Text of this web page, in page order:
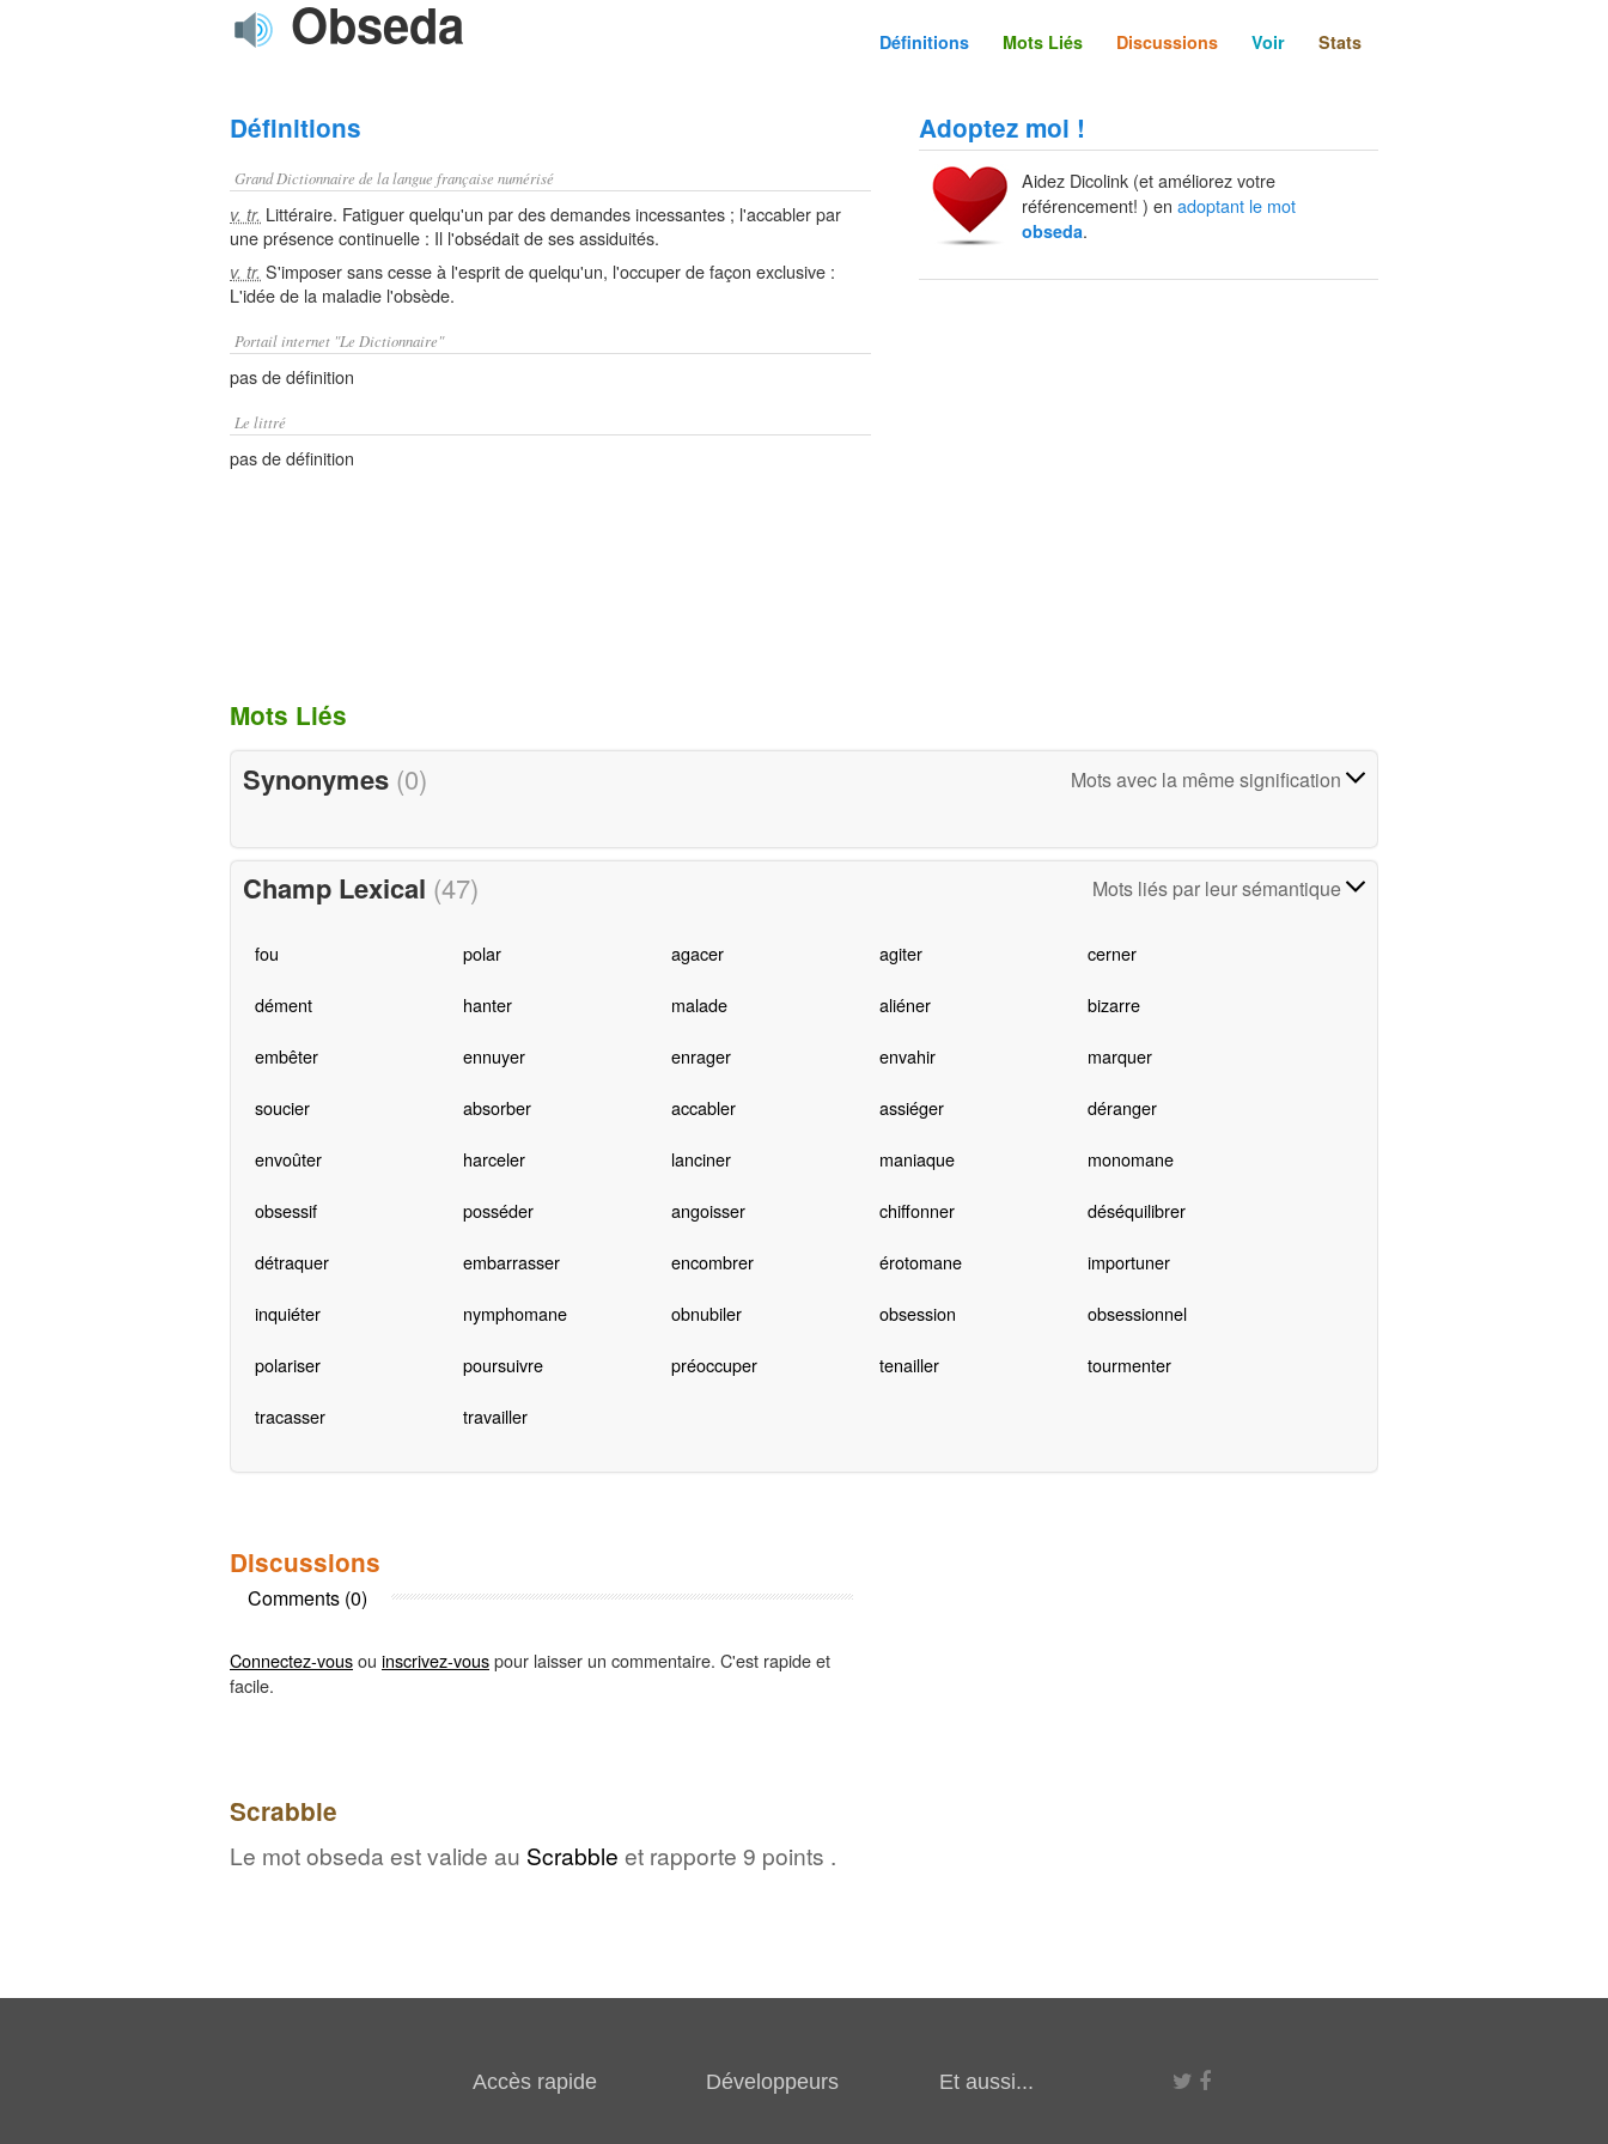
Obseda Définitions Mots Liés Discussions Voir Stats
Définitions
Grand Dictionnaire de la langue française numérisé
v. tr. Littéraire. Fatiguer quelqu'un par des demandes incessantes ; l'accabler par
une présence continuelle : Il l'obsédait de ses assiduités.
v. tr. S'imposer sans cesse à l'esprit de quelqu'un, l'occuper de façon exclusive :
L'idée de la maladie l'obsède.
Portail internet "Le Dictionnaire"
pas de définition
Le littré
pas de définition
Adoptez moi !
Aidez Dicolink (et améliorez votre
référencement! ) en adoptant le mot
obseda.
Mots Liés
Synonymes (0) Mots avec la même signification
Champ Lexical (47) Mots liés par leur sémantique
fou polar agacer agiter cerner
dément hanter malade aliéner bizarre
embêter ennuyer enrager envahir marquer
soucier absorber accabler assiéger déranger
envoûter harceler lanciner maniaque monomane
obsessif posséder angoisser chiffonner déséquilibrer
détraquer embarrasser encombrer érotomane importuner
inquiéter nymphomane obnubiler obsession obsessionnel
polariser poursuivre préoccuper tenailler tourmenter
tracasser travailler
Discussions
Comments (0)
Connectez-vousou inscrivez-vouspour laisser un commentaire. C'est rapide et
facile.
Scrabble
Le mot obseda est valide au Scrabble et rapporte 9 points .
Accès rapide Développeurs Et aussi...